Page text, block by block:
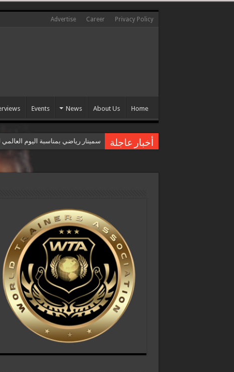
Privacy Policy
Career
Advertise
Home
About Us
News
Events
أخبار عاجلة سمينار رياضي بمناسبة اليوم